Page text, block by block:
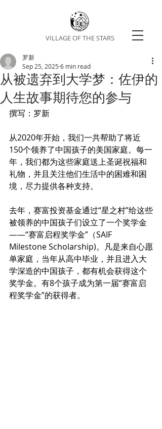
VILLAGE OF THE STARS
从被遗弃到大学梦：佐伊的
人生故事期待您的参与
罗新
Sep 25, 2025 6 min read
撰写：罗新
从2020年开始，我们一共帮助了将近
150个领养了中国孩子的美国家庭。每一
年，我们都为这些家庭送上圣诞祝福和
礼物，并且关注他们生活中的困难和困
境，尽力提供各种支持。
去年，赛富投资基金通过“星之村”给这些
被领养的中国孩子们设立了一个奖学金
——“赛富启程奖学金”（SAIF
Milestone Scholarship)。凡是来自心愿
单家庭，当年从高中毕业，并且进入大
学深造的中国孩子，都有机会获得这个
奖学金。有8个孩子成为第一届“赛富启
程奖学金”的获得者。